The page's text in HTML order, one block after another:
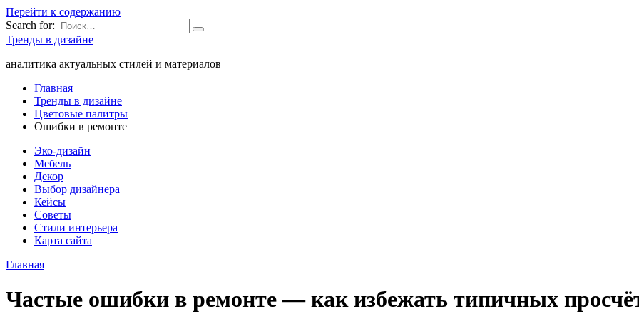
Перейти к содержанию
Search for:
Тренды в дизайне
аналитика актуальных стилей и материалов
Главная
Тренды в дизайне
Цветовые палитры
Ошибки в ремонте
Эко-дизайн
Мебель
Декор
Выбор дизайнера
Кейсы
Советы
Стили интерьера
Карта сайта
Главная
Частые ошибки в ремонте — как избежать типичных